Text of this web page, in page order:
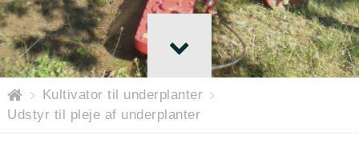
LATVIEŠU
H
o
Kultivator til underplanter
Udstyr til pleje af underplanter